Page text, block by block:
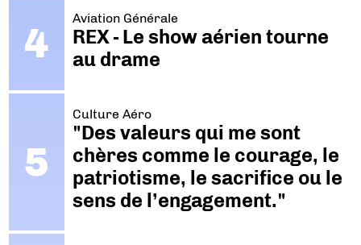
Aviation Générale
REX - Le show aérien tourne
au drame
Culture Aéro
"Des valeurs qui me sont
chères comme le courage, le
patriotisme, le sacrifice ou le
sens de l’engagement."